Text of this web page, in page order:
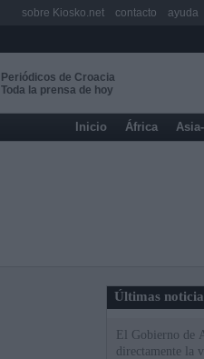
Periódicos de Croacia
Toda la prensa de hoy
Inicio África
Últimas
El Gobierno de
directamente la
sobre Kiosko.net contacto ayuda